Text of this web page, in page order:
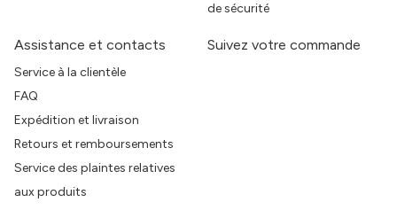
de sécurité
Assistance et contacts
Service à la clientèle
FAQ
Expédition et livraison
Retours et remboursements
Service des plaintes relatives
aux produits
Suivez votre commande